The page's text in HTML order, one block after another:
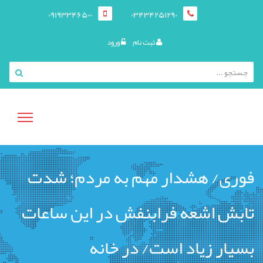
03434251290
09193346500
ثبت نام ورود
منوی
کاربری
فوری/ هشدار مهم به مردم؛ شدت
تابش اشعه فرابنفش در این ساعات
بسیار زیاد است/ در خانه